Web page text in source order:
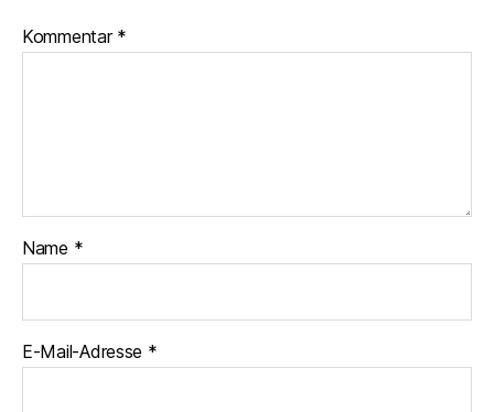
k
Kommentar *
Name *
E-Mail-Adresse *